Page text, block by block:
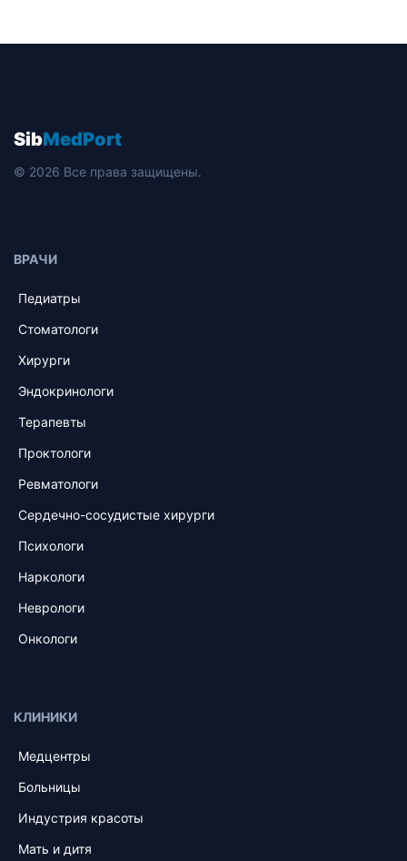
SibMedPort
© 2026 Все права защищены.
ВРАЧИ
Педиатры
Стоматологи
Хирурги
Эндокринологи
Терапевты
Проктологи
Ревматологи
Сердечно-сосудистые хирурги
Психологи
Наркологи
Неврологи
Онкологи
КЛИНИКИ
Медцентры
Больницы
Индустрия красоты
Мать и дитя